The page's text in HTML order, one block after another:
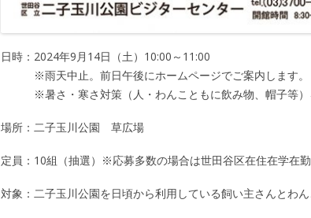
日時：2024年9月14日（土）10:00～11:00
※雨天中止。前日午後にホームページでご案内し
※暑さ・寒さ対策（人・わんこともに飲み物、帽子等）
場所：二子玉川公園 草広場
定員：10組（抽選）※応募多数の場合は世田谷区在住在学在
対象：二子玉川公園を日頃から利用している飼い主さんとわ